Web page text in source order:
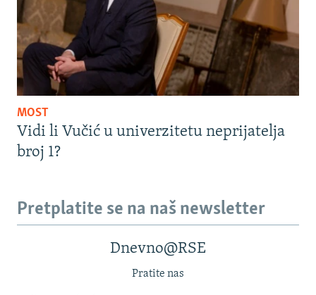
MOST
Vidi li Vučić u univerzitetu neprijatelja
broj 1?
Pretplatite se na naš newsletter
Dnevno@RSE
Pratite nas